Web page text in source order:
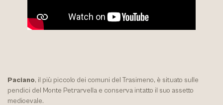
Paciano, il più piccolo dei comuni del Trasimeno, è situato sulle
pendici del Monte Petrarvella e conserva intatto il suo assetto
medioevale.